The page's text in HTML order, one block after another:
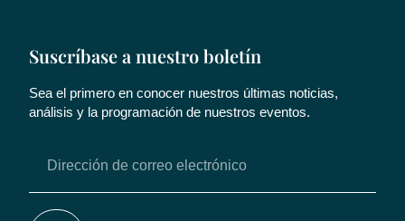
Suscríbase a nuestro boletín
Sea el primero en conocer nuestros últimas noticias,
análisis y la programación de nuestros eventos.